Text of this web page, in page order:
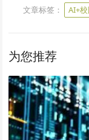
文章标签： AI+
为您推荐